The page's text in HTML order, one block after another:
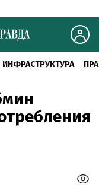
ИНФРАСТРУКТУРА